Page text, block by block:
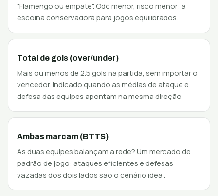
"Flamengo ou empate". Odd menor, risco menor: a
escolha conservadora para jogos equilibrados.
Total de gols (over/under)
Mais ou menos de 2.5 gols na partida, sem importar o
vencedor. Indicado quando as médias de ataque e
defesa das equipes apontam na mesma direção.
Ambas marcam (BTTS)
As duas equipes balançam a rede? Um mercado de
padrão de jogo: ataques eficientes e defesas
vazadas dos dois lados são o cenário ideal.